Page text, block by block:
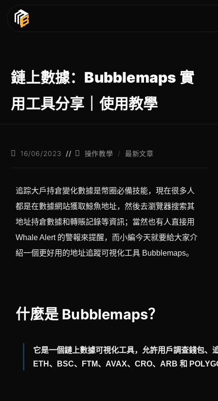
鏈上數據：Bubblemaps 實
用工具分享｜使用教學
16/06/2023 操作教學 / 最新文章
追踪大戶持倉變化數據是幣圈必備技能，現在很多人
都是在數據網站獲取鯨魚地址，然後去瀏覽器搜索其
地址持倉數據和轉賬記錄等資訊；當然也有人直接用
Whale Alert 的警報來提醒，而小編今天就要給大家介
紹一個更好用的地址追蹤可視化工具 Bubblemaps。
什麼是 Bubblemaps？
它是一個鏈上數據可視化工具，允許用戶調查錢包
ETH、BSC、FTM、AVAX、CRO、ARB 和